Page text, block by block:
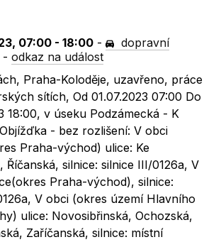
07:00 - 18:00 -
dopravní
-odkaz na událost
Praha-Koloděje, uzavřeno, práce
sítích, Od 01.07.2023 07:00 Do
18:00, v úseku Podzámecká - K
- bez rozlišení: V obci
Praha-východ) ulice: Ke
Říčanská, silnice: silnice III/0126a, V
Praha-východ), silnice:
V obci (okres území Hlavního
ulice: Novosibřinská, Ochozská,
Zaříčanská, silnice: místní